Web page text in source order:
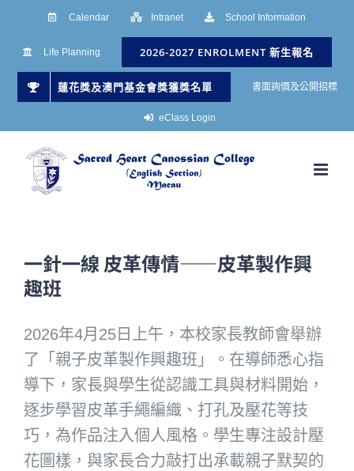
Calendar Intranet School Information
Life Planning 2026-2027 ENROLMENT 新生報名
蓮花獎及澳門基金會獎獲獎名單 書面詢價及公開招標
eClass Login
一針一線 皮革傳情——皮革製作興
趣班
2026年4月25日上午，本校家長教師會舉辦
了「親子皮革製作興趣班」。在導師悉心指
導下，家長與學生從認識工具與材料開始，
逐步學習皮革手繩編織、打孔及壓花等技
巧，為作品注入個人風格。學生專注設計壓
花圖樣，與家長合力敲打出承載親子默契的